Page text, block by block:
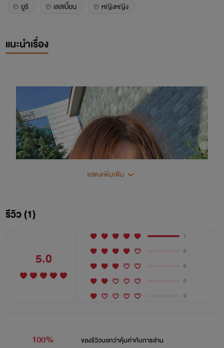
ยูริ เลสเบี้ยน หญิงหญิง
แนะนำเรื่อง
สิริน : ‘ไม่ต้องสนใจฉันหรอก ...ฉันก็แค่ของเล่น
แสดงเพิ่มเติม
รีวิว (1)
5.0
1
0
0
0
0
100% ของรีวิวบอกว่าคุ้มค่ากับการอ่าน